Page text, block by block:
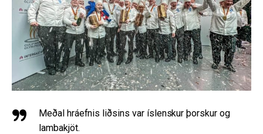
Meðal hráefnis liðsins var íslenskur þorskur og
lambakjöt.